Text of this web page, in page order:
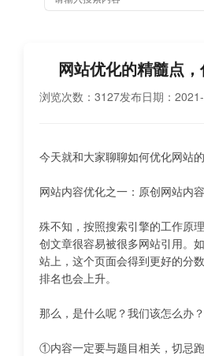
网站优化的精髓点
浏览次数：3127发布日期：
今天就和大家聊聊如何优化网站的
网站内容优化之一：原创网站内容
殊不知，按照搜索引擎的工作原
创文章很容易被很多网站引用。
站上，这个页面会得到更好的分
排名也会上升。
那么，是什么呢？我们该怎么办？
①内容一定要与题目相关，切忌跑